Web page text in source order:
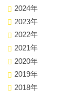
2024年
2023年
2022年
2021年
2020年
2019年
2018年